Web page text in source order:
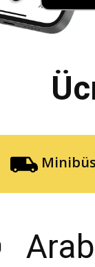
Minibüs